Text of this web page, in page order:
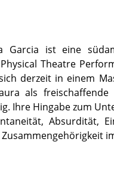
Garcia ist eine
Theatre
derzeit in einem
als
Ihre Hingabe zum
Absurdität,